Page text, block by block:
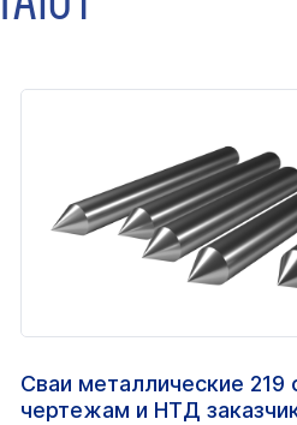
Сваи металлические 219
чертежам и НТД